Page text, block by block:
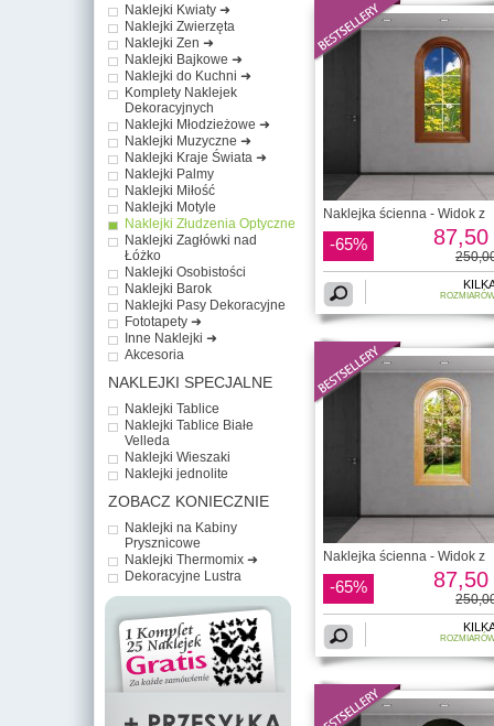
Naklejki Kwiaty ➜
Naklejki Zwierzęta
Naklejki Zen ➜
Naklejki Bajkowe ➜
Naklejki do Kuchni ➜
Komplety Naklejek
Dekoracyjnych
Naklejki Młodzieżowe ➜
Naklejki Muzyczne ➜
Naklejki Kraje Świata ➜
Naklejki Palmy
Naklejki Miłość
Naklejki Motyle
Naklejki Złudzenia Optyczne
Naklejki Zagłówki nad
Łóżko
Naklejki Osobistości
Naklejki Barok
Naklejki Pasy Dekoracyjne
Fototapety ➜
Inne Naklejki ➜
Akcesoria
NAKLEJKI SPECJALNE
Naklejki Tablice
Naklejki Tablice Białe
Velleda
Naklejki Wieszaki
Naklejki jednolite
ZOBACZ KONIECZNIE
Naklejki na Kabiny
Prysznicowe
Naklejki Thermomix ➜
Dekoracyjne Lustra
Naklejka ścienna - Widok z
-65% 87,50
Naklejka ścienna - Widok z
-65% 87,50